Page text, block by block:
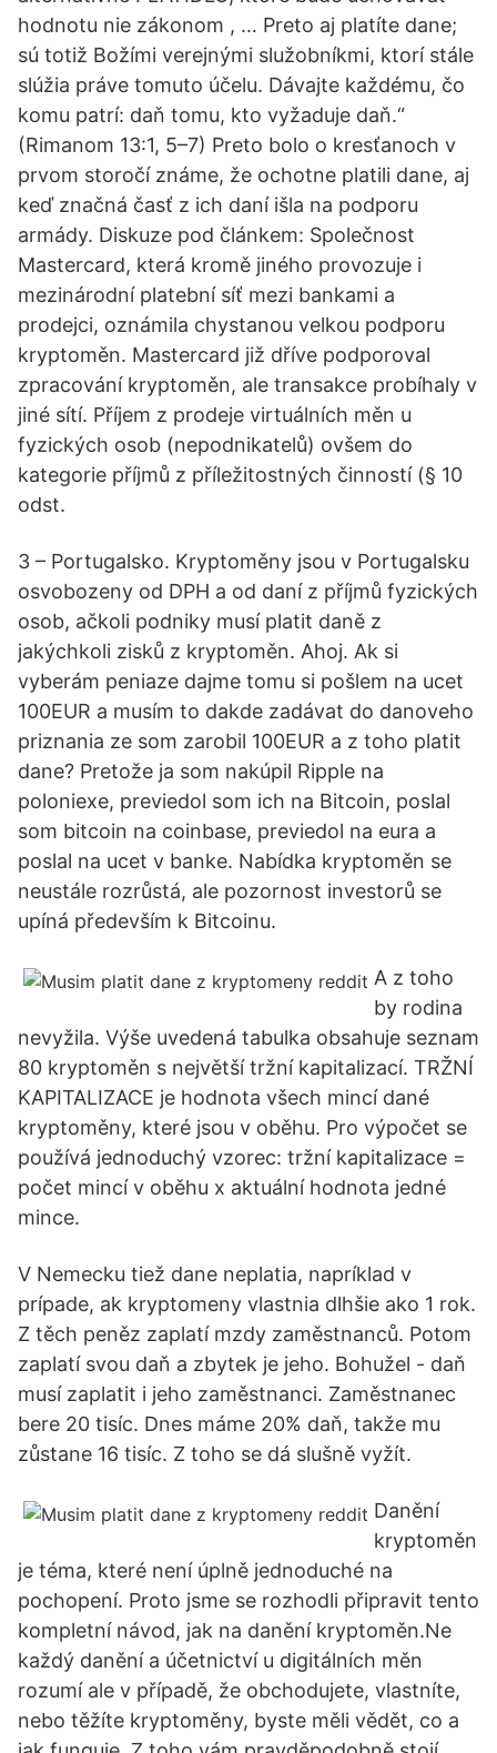
hodnotu nie zákonom , … Preto aj platíte dane;
sú totiž Božími verejnými služobníkmi, ktorí stále
slúžia práve tomuto účelu. Dávajte každému, čo
komu patrí: daň tomu, kto vyžaduje daň.“
(Rimanom 13:1, 5–7) Preto bolo o kresťanoch v
prvom storočí známe, že ochotne platili dane, aj
keď značná časť z ich daní išla na podporu
armády. Diskuze pod článkem: Společnost
Mastercard, která kromě jiného provozuje i
mezinárodní platební síť mezi bankami a
prodejci, oznámila chystanou velkou podporu
kryptoměn. Mastercard již dříve podporoval
zpracování kryptoměn, ale transakce probíhaly v
jiné sítí. Příjem z prodeje virtuálních měn u
fyzických osob (nepodnikatelů) ovšem do
kategorie příjmů z příležitostných činností (§ 10
odst.
3 – Portugalsko. Kryptoměny jsou v Portugalsku
osvobozeny od DPH a od daní z příjmů fyzických
osob, ačkoli podniky musí platit daně z
jakýchkoli zisků z kryptoměn. Ahoj. Ak si
vyberám peniaze dajme tomu si pošlem na ucet
100EUR a musím to dakde zadávat do danoveho
priznania ze som zarobil 100EUR a z toho platit
dane? Pretože ja som nakúpil Ripple na
poloniexe, previedol som ich na Bitcoin, poslal
som bitcoin na coinbase, previedol na eura a
poslal na ucet v banke. Nabídka kryptoměn se
neustále rozrůstá, ale pozornost investorů se
upíná především k Bitcoinu.
A z toho
by rodina
nevyžila. Výše uvedená tabulka obsahuje seznam
80 kryptoměn s největší tržní kapitalizací. TRŽNÍ
KAPITALIZACE je hodnota všech mincí dané
kryptoměny, které jsou v oběhu. Pro výpočet se
používá jednoduchý vzorec: tržní kapitalizace =
počet mincí v oběhu x aktuální hodnota jedné
mince.
V Nemecku tiež dane neplatia, napríklad v
prípade, ak kryptomeny vlastnia dlhšie ako 1 rok.
Z těch peněz zaplatí mzdy zaměstnanců. Potom
zaplatí svou daň a zbytek je jeho. Bohužel - daň
musí zaplatit i jeho zaměstnanci. Zaměstnanec
bere 20 tisíc. Dnes máme 20% daň, takže mu
zůstane 16 tisíc. Z toho se dá slušně vyžít.
Danění
kryptoměn
je téma, které není úplně jednoduché na
pochopení. Proto jsme se rozhodli připravit tento
kompletní návod, jak na danění kryptoměn.Ne
každý danění a účetnictví u digitálních měn
rozumí ale v případě, že obchodujete, vlastníte,
nebo těžíte kryptoměny, byste měli vědět, co a